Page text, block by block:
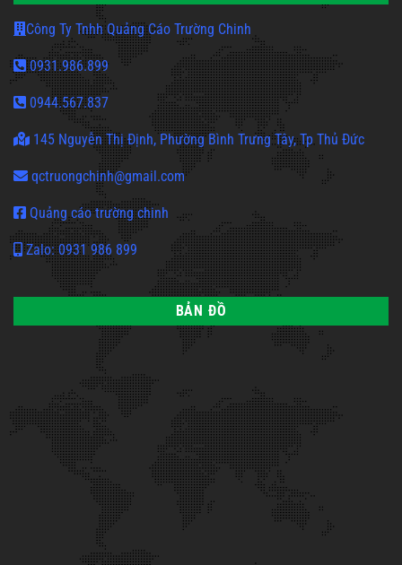
Công Ty Tnhh Quảng Cáo Trường Chinh
0931.986.899
0944.567.837
145 Nguyễn Thị Định, Phường Bình Trưng Tây, Tp Thủ Đức
qctruongchinh@gmail.com
Quảng cáo trường chinh
Zalo: 0931 986 899
BẢN ĐỒ